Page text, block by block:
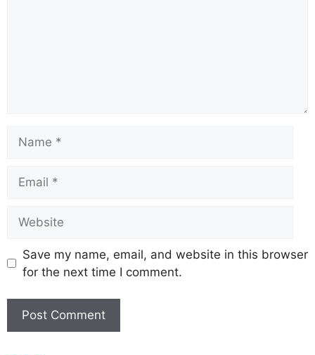
Save my name, email, and website in this browser
for the next time I comment.